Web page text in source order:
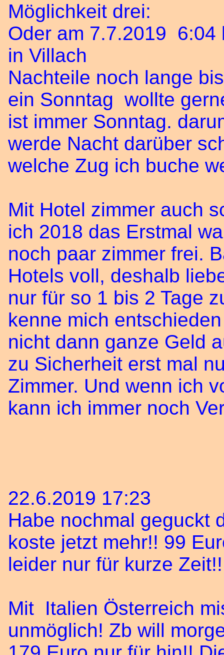
Möglichkeit drei:
Oder am 7.7.2019 6:04
in Villach
Nachteile noch lange
ein Sonntag wollte
ist immer Sonntag.
werde Nacht darüber
welche Zug ich buche
Mit Hotel zimmer auch
ich 2018 das Erstmal
noch paar zimmer frei.
Hotels voll, deshalb
nur für so 1 bis 2 Tage
kenne mich
nicht dann ganze Geld
zu Sicherheit erst mal
Zimmer. Und wenn ich
kann ich immer noch
22.6.2019 17:23
Habe nochmal geguckt
koste jetzt mehr!! 99
leider nur für kurze
Mit Italien Österreich
unmöglich! Zb will